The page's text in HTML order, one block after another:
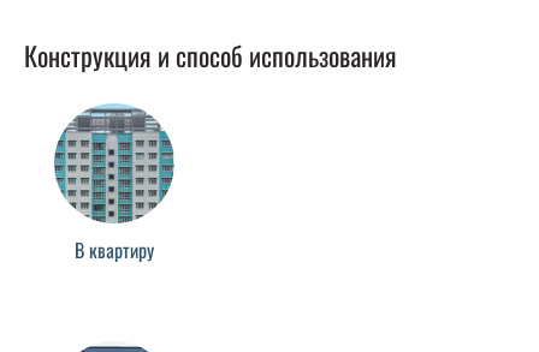
Конструкция и способ использования
В квартиру